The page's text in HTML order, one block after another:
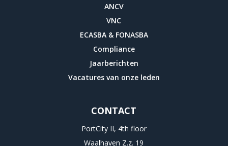
ANCV
VNC
ECASBA & FONASBA
Compliance
Jaarberichten
Vacatures van onze leden
CONTACT
PortCity II, 4th floor
Waalhaven Z.z. 19